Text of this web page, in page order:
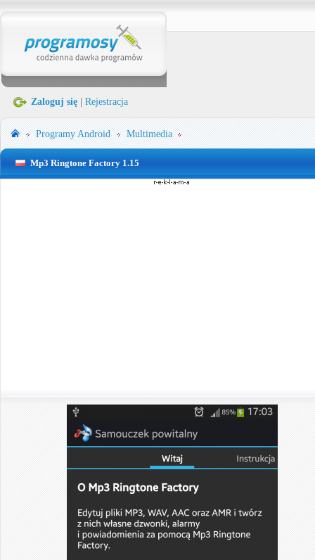
Zaloguj się Rejestracja
ProgramyAndroid Multimedia
Mp3 Ringtone Factory 1.15